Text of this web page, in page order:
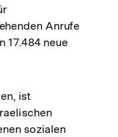
Anrufe
17.484 neue
ist
sozialen